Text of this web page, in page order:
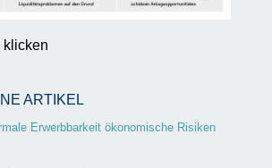
klicken
ARTIKEL
Erwerbbarkeit ökonomische Risiken